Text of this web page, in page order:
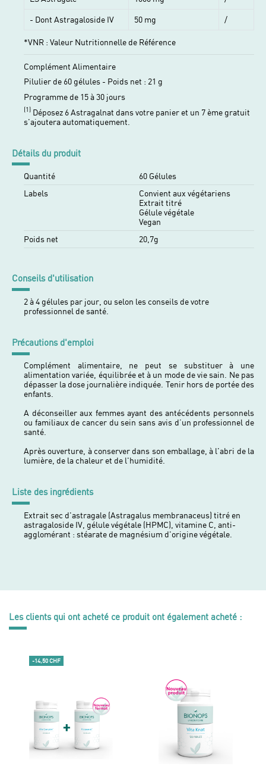
- Dont Astragaloside IV
50 mg /
*VNR : Valeur Nutritionnelle de Référence
Complément Alimentaire
Pilulier de 60 gélules - Poids net : 21 g
Programme de 15 à 30 jours
(1) Déposez 6 Astragalnat dans votre panier et un 7 ème gratuit
s'ajoutera automatiquement.
Détails du produit
Quantité
60 Gélules
Labels
Convient aux végétariens
Extrait titré
Gélule végétale
Vegan
Poids net
20,7g
Conseils d'utilisation
2 à 4 gélules par jour, ou selon les conseils de votre
professionnel de santé.
Précautions d'emploi
Complément alimentaire, ne peut se substituer à une
alimentation variée, équilibrée et à un mode de vie sain. Ne pas
dépasser la dose journalière indiquée. Tenir hors de portée des
enfants.
A déconseiller aux femmes ayant des antécédents personnels
ou familiaux de cancer du sein sans avis d’un professionnel de
santé.
Après ouverture, à conserver dans son emballage, à l'abri de la
lumière, de la chaleur et de l'humidité.
Liste des ingrédients
Extrait sec d'astragale (Astragalus membranaceus) titré en
astragaloside IV, gélule végétale (HPMC), vitamine C, anti-
agglomérant : stéarate de magnésium d'origine végétale.
Les clients qui ont acheté ce produit ont également acheté :
-14,50 CHF